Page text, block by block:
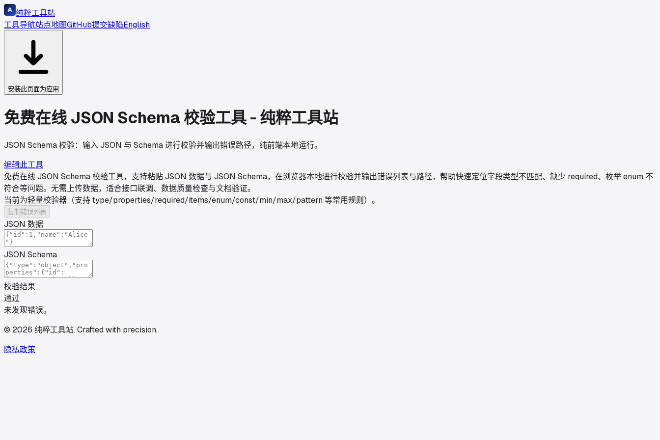
纯粹工具站
工具导航站点地图GitHub提交缺陷English
安装此页面为应用
免费在线 JSON Schema 校验工具 - 纯粹工具站
JSON Schema 校验：输入 JSON 与 Schema 进行校验并输出错误路径，纯前端本地运行。
编辑此工具
免费在线 JSON Schema 校验工具，支持粘贴 JSON 数据与 JSON Schema，在浏览器本地进行校验并输出错误列表与路径，帮助快速定位字段类型不匹配、缺少 required、枚举 enum 不
符合等问题。无需上传数据，适合接口联调、数据质量检查与文档验证。
当前为轻量校验器（支持 type/properties/required/items/enum/const/min/max/pattern 等常用规则）。
复制错误列表
JSON 数据
JSON Schema
校验结果
通过
未发现错误。
© 2026 纯粹工具站.Crafted with precision.
隐私政策